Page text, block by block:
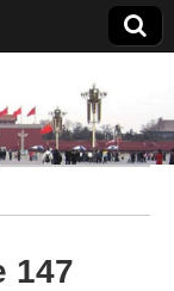
147